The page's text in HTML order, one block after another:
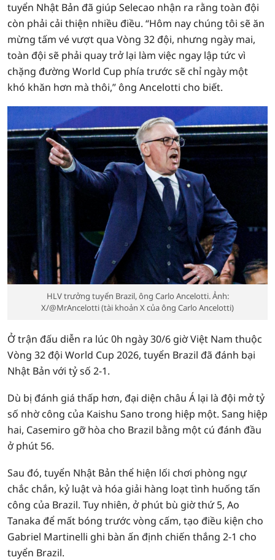
tuyển Nhật Bản đã giúp Selecao nhận ra rằng toàn đội
còn phải cải thiện nhiều điều. “Hôm nay chúng tôi sẽ ăn
mừng tấm vé vượt qua Vòng 32 đội, nhưng ngày mai,
toàn đội sẽ phải quay trở lại làm việc ngay lập tức vì
chặng đường World Cup phía trước sẽ chỉ ngày một
khó khăn hơn mà thôi,” ông Ancelotti cho biết.
HLV trưởng tuyển Brazil, ông Carlo Ancelotti. Ảnh:
X/@MrAncelotti (tài khoản X của ông Carlo Ancelotti)
Ở trận đấu diễn ra lúc 0h ngày 30/6 giờ Việt Nam thuộc
Vòng 32 đội World Cup 2026, tuyển Brazil đã đánh bại
Nhật Bản với tỷ số 2-1.
Dù bị đánh giá thấp hơn, đại diện châu Á lại là đội mở tỷ
số nhờ công của Kaishu Sano trong hiệp một. Sang hiệp
hai, Casemiro gỡ hòa cho Brazil bằng một cú đánh đầu
ở phút 56.
Sau đó, tuyển Nhật Bản thể hiện lối chơi phòng ngự
chắc chắn, kỷ luật và hóa giải hàng loạt tình huống tấn
công của Brazil. Tuy nhiên, ở phút bù giờ thứ 5, Ao
Tanaka để mất bóng trước vòng cấm, tạo điều kiện cho
Gabriel Martinelli ghi bàn ấn định chiến thắng 2-1 cho
tuyển Brazil.